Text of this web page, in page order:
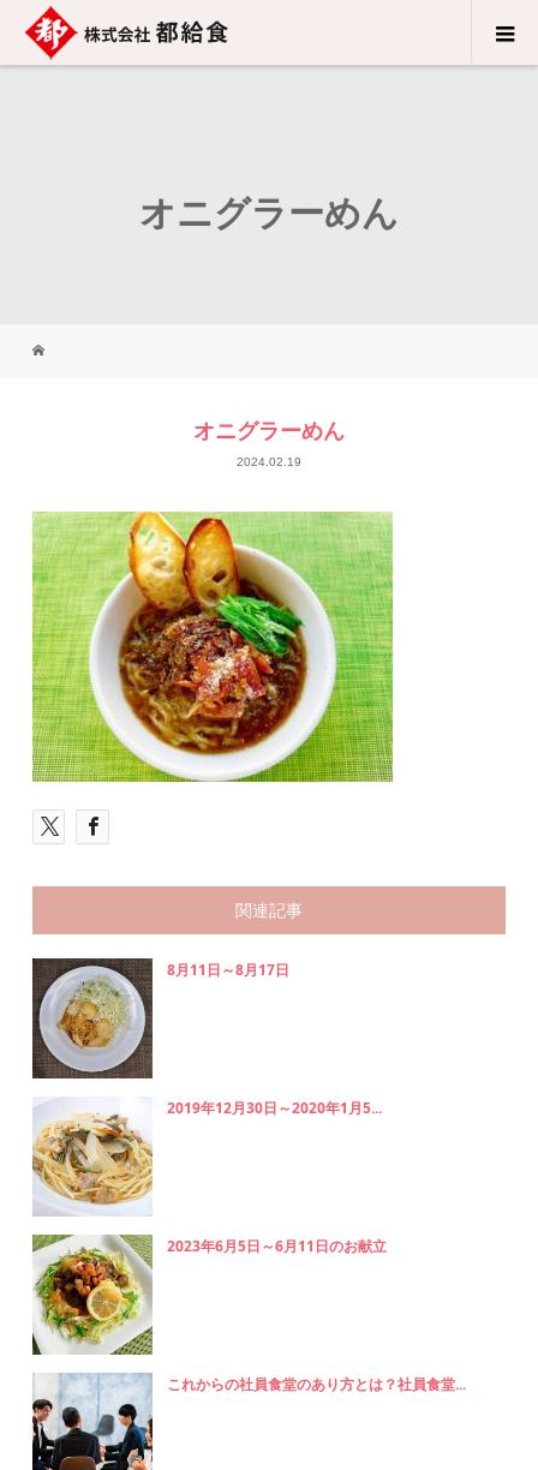
オニグラーめん
オニグラーめん
2024.02.19
関連記事
8月11日～8月17日
2019年12月30日～2020年1月5...
2023年6月5日～6月11日のお献立
これからの社員食堂のあり方とは？社員食堂...